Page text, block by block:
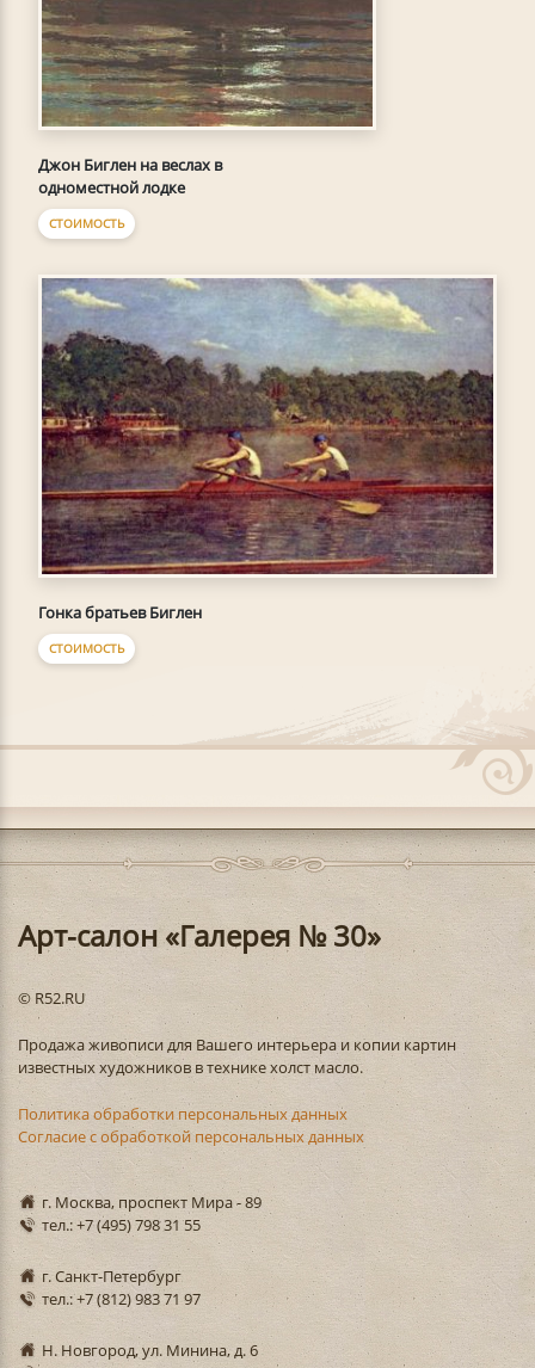
Джон Биглен на веслах в
одноместной лодке
СТОИМОСТЬ
Гонка братьев Биглен
СТОИМОСТЬ
Арт-салон «Галерея № 30»
© R52.RU
Продажа живописи для Вашего интерьера и копии картин
известных художников в технике холст масло.
Политика обработки персональных данных
Согласие с обработкой персональных данных
г. Москва, проспект Мира - 89
тел.: +7 (495) 798 31 55
г. Санкт-Петербург
тел.: +7 (812) 983 71 97
Н. Новгород, ул. Минина, д. 6